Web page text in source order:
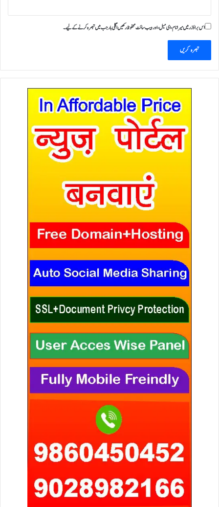
اس براؤزر میں میرا نام، ای میل، اور ویب سائٹ محفوظ رکھیں اگلی بار جب میں تبصرہ کرنے کےلیے۔